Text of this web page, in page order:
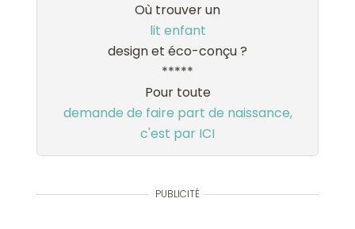
Où trouver un
lit enfant
design et éco-conçu ?
*****
Pour toute
demande de faire part de naissance,
c'est par ICI
PUBLICITÉ